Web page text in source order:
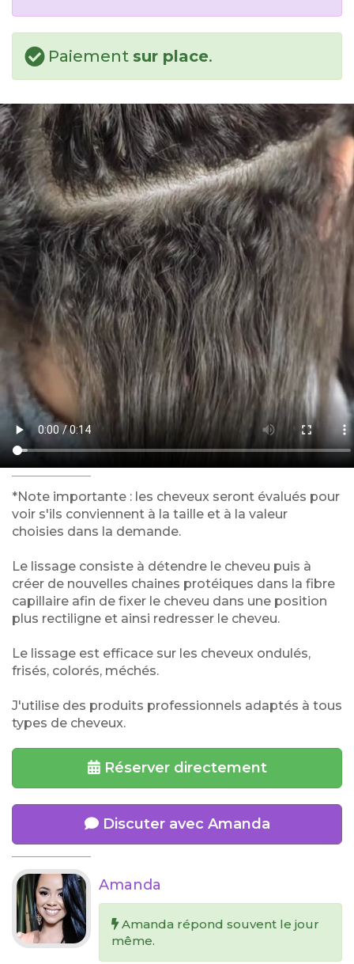
Paiement sur place.
*Note importante : les cheveux seront évalués pour
voir s'ils conviennent à la taille et à la valeur
choisies dans la demande.
Le lissage consiste à détendre le cheveu puis à
créer de nouvelles chaines protéiques dans la fibre
capillaire afin de fixer le cheveu dans une position
plus rectiligne et ainsi redresser le cheveu.
Le lissage est efficace sur les cheveux ondulés,
frisés, colorés, méchés.
J'utilise des produits professionnels adaptés à tous
types de cheveux.
Réserver directement
Discuter avec Amanda
Amanda
Amanda répond souvent le jour
même.